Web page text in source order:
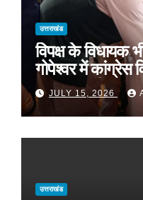
उत्तराखंड
विपक्ष के विधायक
गोपेश्वर में कांग्रेस
खुलकर तारीफ*
JULY 15, 2026
उत्तराखंड